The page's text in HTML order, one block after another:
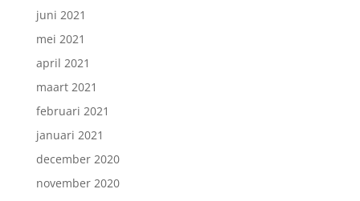
juni 2021
mei 2021
april 2021
maart 2021
februari 2021
januari 2021
december 2020
november 2020